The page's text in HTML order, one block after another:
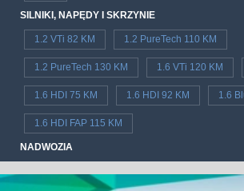
SILNIKI, NAPĘDY I SKRZYNIE
1.2 VTi 82 KM 1.2 PureTech 110 KM
1.2 PureTech 130 KM 1.6 VTi 120 KM
1.6 HDI 75 KM 1.6 HDI 92 KM 1.6
1.6 HDI FAP 115 KM
NADWOZIA